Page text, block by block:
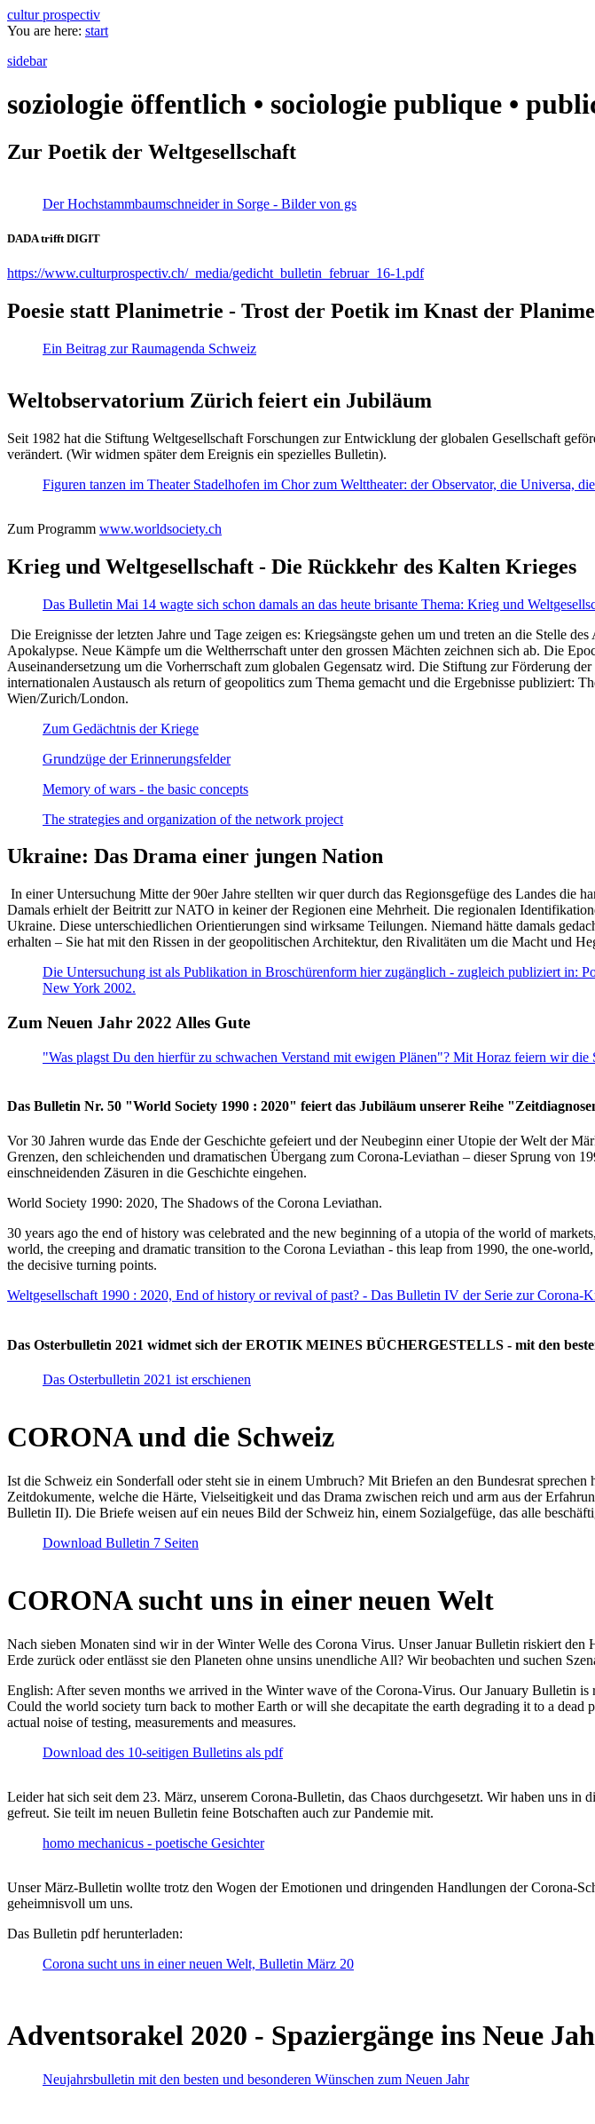
cultur prospectiv
You are here: start
sidebar
soziologie öffentlich • sociologie publique •
Zur Poetik der Weltgesellschaft
Der Hochstammbaumschneider in Sorge - Bilder von gs
DADA trifft DIGIT
https://www.culturprospectiv.ch/_media/gedicht_bulletin_februar_16-1.pdf
Poesie statt Planimetrie - Trost der Poetik im Knast der
Ein Beitrag zur Raumagenda Schweiz
Weltobservatorium Zürich feiert ein Jubiläum
Seit 1982 hat die Stiftung Weltgesellschaft Forschungen zur Entwicklung der globalen Gesellschaft
verändert. (Wir widmen später dem Ereignis ein spezielles Bulletin).
Figuren tanzen im Theater Stadelhofen im Chor zum Welttheater: der Observator, die Universa,
Zum Programm www.worldsociety.ch
Krieg und Weltgesellschaft - Die Rückkehr des Kalten Krieges
Das Bulletin Mai 14 wagte sich schon damals an das heute brisante Thema: Krieg und
Die Ereignisse der letzten Jahre und Tage zeigen es: Kriegsängste gehen um und treten an die Stelle
Apokalypse. Neue Kämpfe um die Weltherrschaft unter den grossen Mächten zeichnen sich ab. Die
Auseinandersetzung um die Vorherrschaft zum globalen Gegensatz wird. Die Stiftung zur Förderung
internationalen Austausch als return of geopolitics zum Thema gemacht und die Ergebnisse
Wien/Zurich/London.
Zum Gedächtnis der Kriege
Grundzüge der Erinnerungsfelder
Memory of wars - the basic concepts
The strategies and organization of the network project
Ukraine: Das Drama einer jungen Nation
In einer Untersuchung Mitte der 90er Jahre stellten wir quer durch das Regionsgefüge des Landes die
Damals erhielt der Beitritt zur NATO in keiner der Regionen eine Mehrheit. Die regionalen
Ukraine. Diese unterschiedlichen Orientierungen sind wirksame Teilungen. Niemand hätte damals
erhalten – Sie hat mit den Rissen in der geopolitischen Architektur, den Rivalitäten um die Macht und
Die Untersuchung ist als Publikation in Broschürenform hier zugänglich - zugleich publiziert in:
New York 2002.
Zum Neuen Jahr 2022 Alles Gute
"Was plagst Du den hierfür zu schwachen Verstand mit ewigen Plänen"? Mit Horaz feiern wir die
Das Bulletin Nr. 50 "World Society 1990 : 2020" feiert das Jubiläum unserer Reihe
Vor 30 Jahren wurde das Ende der Geschichte gefeiert und der Neubeginn einer Utopie der Welt der
Grenzen, den schleichenden und dramatischen Übergang zum Corona-Leviathan – dieser Sprung
einschneidenden Zäsuren in die Geschichte eingehen.
World Society 1990: 2020, The Shadows of the Corona Leviathan.
30 years ago the end of history was celebrated and the new beginning of a utopia of the world of
world, the creeping and dramatic transition to the Corona Leviathan - this leap from 1990, the one-
the decisive turning points.
Weltgesellschaft 1990 : 2020, End of history or revival of past? - Das Bulletin IV der Serie zur Corona-
Das Osterbulletin 2021 widmet sich der EROTIK MEINES BÜCHERGESTELLS - mit den
Das Osterbulletin 2021 ist erschienen
CORONA und die Schweiz
Ist die Schweiz ein Sonderfall oder steht sie in einem Umbruch? Mit Briefen an den Bundesrat
Zeitdokumente, welche die Härte, Vielseitigkeit und das Drama zwischen reich und arm aus der
Bulletin II). Die Briefe weisen auf ein neues Bild der Schweiz hin, einem Sozialgefüge, das alle
Download Bulletin 7 Seiten
CORONA sucht uns in einer neuen Welt
Nach sieben Monaten sind wir in der Winter Welle des Corona Virus. Unser Januar Bulletin riskiert
Erde zurück oder entlässt sie den Planeten ohne unsins unendliche All? Wir beobachten und suchen
English: After seven months we arrived in the Winter wave of the Corona-Virus. Our January Bulletin
Could the world society turn back to mother Earth or will she decapitate the earth degrading it to a dead
actual noise of testing, measurements and measures.
Download des 10-seitigen Bulletins als pdf
Leider hat sich seit dem 23. März, unserem Corona-Bulletin, das Chaos durchgesetzt. Wir haben uns
gefreut. Sie teilt im neuen Bulletin feine Botschaften auch zur Pandemie mit.
homo mechanicus - poetische Gesichter
Unser März-Bulletin wollte trotz den Wogen der Emotionen und dringenden Handlungen der Corona-
geheimnisvoll um uns.
Das Bulletin pdf herunterladen:
Corona sucht uns in einer neuen Welt, Bulletin März 20
Adventsorakel 2020 - Spaziergänge ins Neue
Neujahrsbulletin mit den besten und besonderen Wünschen zum Neuen Jahr